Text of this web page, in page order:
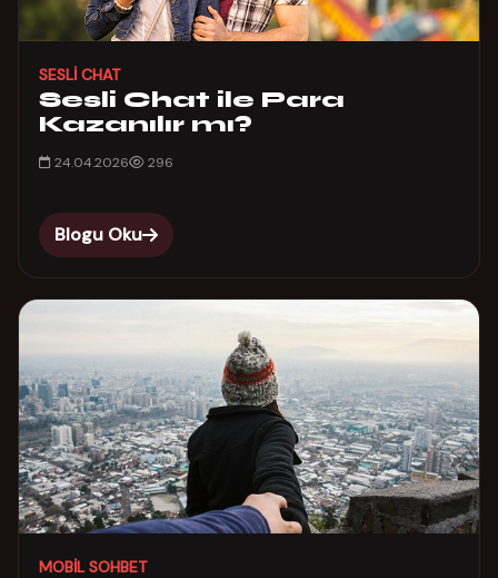
SESLI CHAT
Sesli Chat ile Para
Kazanılır mı?
24.04.2026 296
Blogu Oku
MOBIL SOHBET